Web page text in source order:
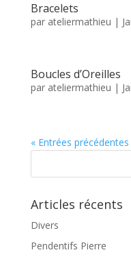
Bracelets
par ateliermathieu |
Boucles d’Oreilles
par ateliermathieu |
« Entrées précédentes
Articles récents
Divers
Pendentifs Pierre